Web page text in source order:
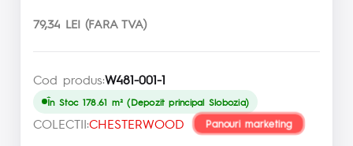
79,34 LEI (FARA TVA)
Cod produs:W481-001-1
În Stoc 178.61 m² (Depozit principal Slobozia)
COLECTII:CHESTERWOOD Panouri marketing